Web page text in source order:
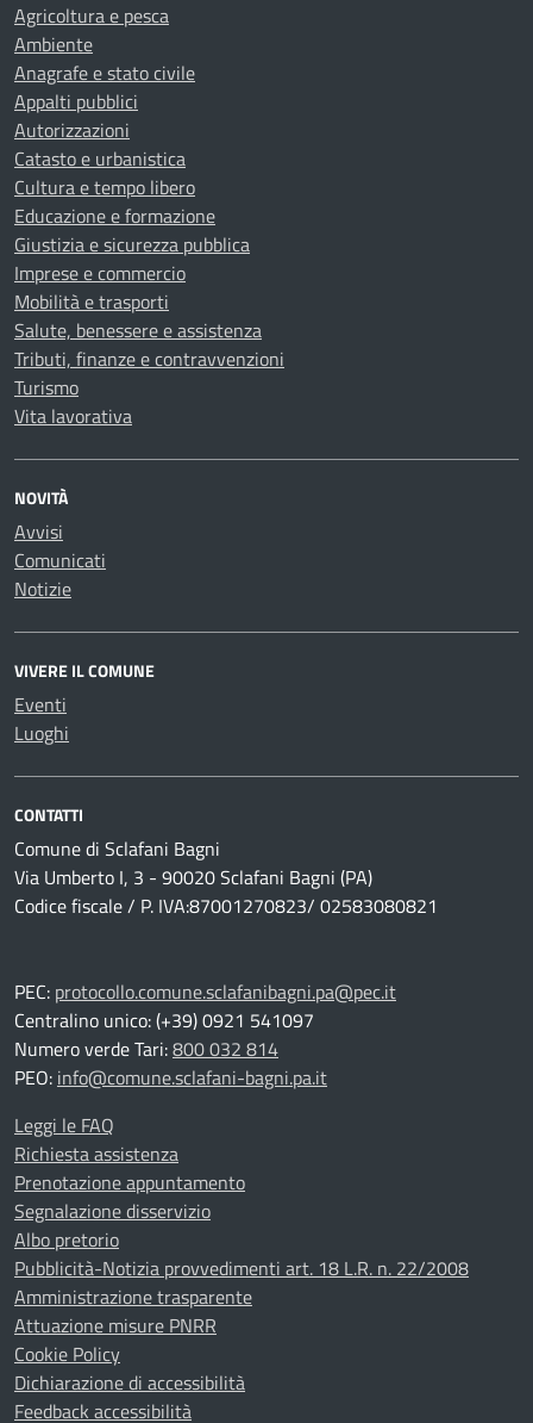
Agricoltura e pesca
Ambiente
Anagrafe e stato civile
Appalti pubblici
Autorizzazioni
Catasto e urbanistica
Cultura e tempo libero
Educazione e formazione
Giustizia e sicurezza pubblica
Imprese e commercio
Mobilità e trasporti
Salute, benessere e assistenza
Tributi, finanze e contravvenzioni
Turismo
Vita lavorativa
NOVITÀ
Avvisi
Comunicati
Notizie
VIVERE IL COMUNE
Eventi
Luoghi
CONTATTI
Comune di Sclafani Bagni
Via Umberto I, 3 - 90020 Sclafani Bagni (PA)
Codice fiscale / P. IVA:87001270823/ 02583080821
PEC: protocollo.comune.sclafanibagni.pa@pec.it
Centralino unico: (+39) 0921 541097
Numero verde Tari:800 032 814
PEO: info@comune.sclafani-bagni.pa.it
Leggi le FAQ
Richiesta assistenza
Prenotazione appuntamento
Segnalazione disservizio
Albo pretorio
Pubblicità-Notizia provvedimenti art. 18 L.R. n. 22/2008
Amministrazione trasparente
Attuazione misure PNRR
Cookie Policy
Dichiarazione di accessibilità
Feedback accessibilità